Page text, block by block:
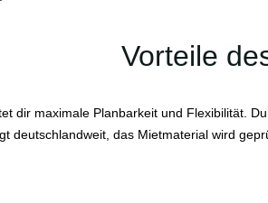
Vorteile
dir maximale Planbarkeit und Flexibilität.
deutschlandweit, das Mietmaterial wird